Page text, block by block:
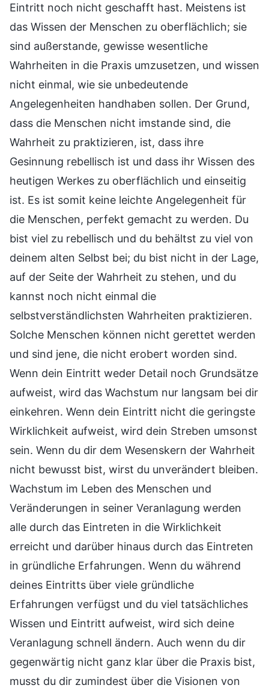
Eintritt noch nicht geschafft hast. Meistens ist
das Wissen der Menschen zu oberflächlich; sie
sind außerstande, gewisse wesentliche
Wahrheiten in die Praxis umzusetzen, und wissen
nicht einmal, wie sie unbedeutende
Angelegenheiten handhaben sollen. Der Grund,
dass die Menschen nicht imstande sind, die
Wahrheit zu praktizieren, ist, dass ihre
Gesinnung rebellisch ist und dass ihr Wissen des
heutigen Werkes zu oberflächlich und einseitig
ist. Es ist somit keine leichte Angelegenheit für
die Menschen, perfekt gemacht zu werden. Du
bist viel zu rebellisch und du behältst zu viel von
deinem alten Selbst bei; du bist nicht in der Lage,
auf der Seite der Wahrheit zu stehen, und du
kannst noch nicht einmal die
selbstverständlichsten Wahrheiten praktizieren.
Solche Menschen können nicht gerettet werden
und sind jene, die nicht erobert worden sind.
Wenn dein Eintritt weder Detail noch Grundsätze
aufweist, wird das Wachstum nur langsam bei dir
einkehren. Wenn dein Eintritt nicht die geringste
Wirklichkeit aufweist, wird dein Streben umsonst
sein. Wenn du dir dem Wesenskern der Wahrheit
nicht bewusst bist, wirst du unverändert bleiben.
Wachstum im Leben des Menschen und
Veränderungen in seiner Veranlagung werden
alle durch das Eintreten in die Wirklichkeit
erreicht und darüber hinaus durch das Eintreten
in gründliche Erfahrungen. Wenn du während
deines Eintritts über viele gründliche
Erfahrungen verfügst und du viel tatsächliches
Wissen und Eintritt aufweist, wird sich deine
Veranlagung schnell ändern. Auch wenn du dir
gegenwärtig nicht ganz klar über die Praxis bist,
musst du dir zumindest über die Visionen von